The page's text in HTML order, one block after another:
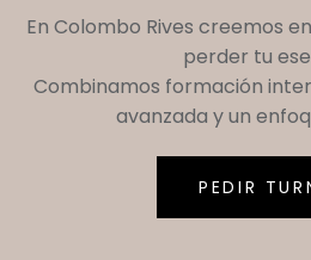
En Colombo Rives creemos
perder tu
Combinamos formación
avanzada y un
PEDIR